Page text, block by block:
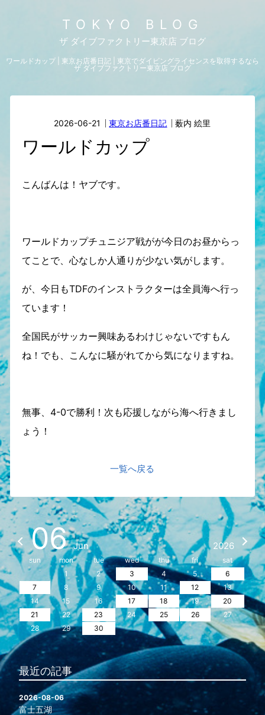
TOKYO BLOG
ザ ダイブファクトリー東京店 ブログ
ワールドカップ | 東京お店番日記 | 東京でダイビングライセンスを取得するなら
ザ ダイブファクトリー東京店 ブログ
2026-06-21 東京お店番日記 薮内 絵里
ワールドカップ
こんばんは！ヤブです。
ワールドカップチュニジア戦がが今日のお昼からっ
てことで、心なしか人通りが少ない気がします。
が、今日もTDFのインストラクターは全員海へ行っ
ています！
全国民がサッカー興味あるわけじゃないですもん
ね！でも、こんなに騒がれてから気になりますね。
無事、4-0で勝利！次も応援しながら海へ行きまし
ょう！
一覧へ戻る
06 Jun 2026
sun mon tue wed thu fri
sat
1
2 3 4 5
6
7
8 9 10 11 12
13
14
15 16 17 18 19
20
21
22 23 24 25 26
27
28
29 30
最近の記事
2026-08-06
富士五湖